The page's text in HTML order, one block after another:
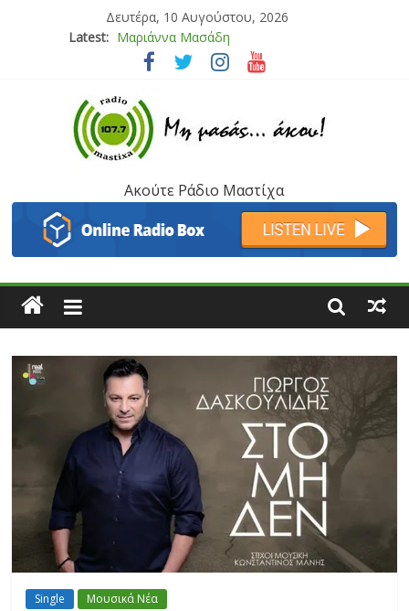
Δευτέρα, 10 Αυγούστου, 2026
Latest: Τάνια Μπρεάζου
Bliss
Μάνος Τρυπιάς & Γιώργος Στρατάκης
Ιορδάνης Αγαπητός
Μαριάννα Μασάδη
Ακούτε Ράδιο Μαστίχα
Single Μουσικά Νέα